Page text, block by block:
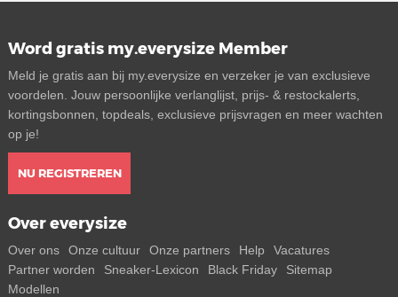
Word gratis my.everysize Member
Meld je gratis aan bij my.everysize en verzeker je van exclusieve
voordelen. Jouw persoonlijke verlanglijst, prijs- & restockalerts,
kortingsbonnen, topdeals, exclusieve prijsvragen en meer wachten
op je!
NU REGISTREREN
Over everysize
Over ons Onze cultuur Onze partners Help
Vacatures
Partner worden
Sneaker-Lexicon Black Friday
Sitemap
Modellen